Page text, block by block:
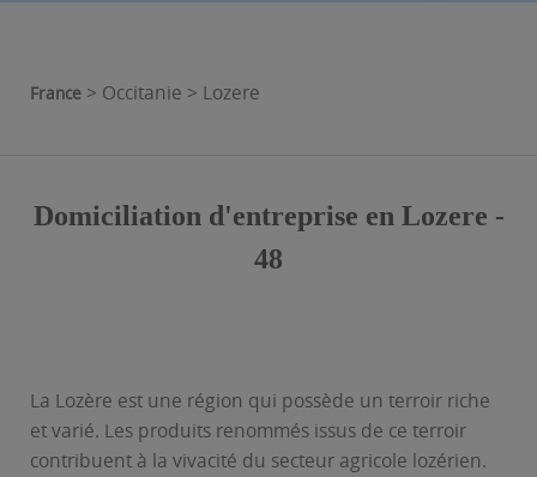
France > Occitanie > Lozere
Domiciliation d'entreprise en Lozere -
48
La Lozère est une région qui possède un terroir riche
et varié. Les produits renommés issus de ce terroir
contribuent à la vivacité du secteur agricole lozérien.